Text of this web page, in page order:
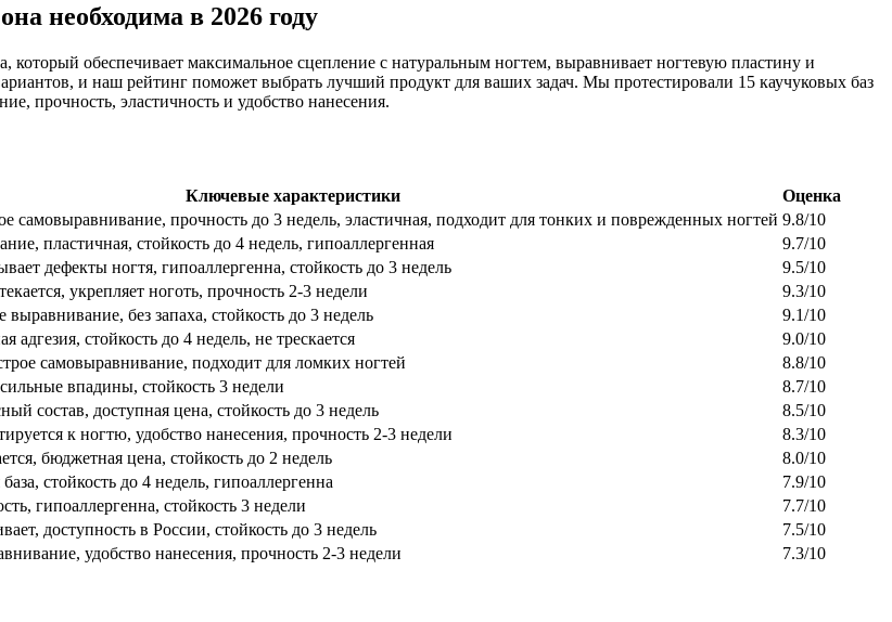
необходима в 2026 году
который обеспечивает максимальное сцепление с натуральным ногтем, выравнивает ногтевую пластину и
и наш рейтинг поможет выбрать лучший продукт для ваших задач. Мы протестировали 15 каучуковых баз
прочность, эластичность и удобство нанесения.
Ключевые характеристики
Оценка
самовыравнивание, прочность до 3 недель, эластичная, подходит для тонких и поврежденных ногтей 9.8/10
пластичная, стойкость до 4 недель, гипоаллергенная
9.7/10
дефекты ногтя, гипоаллергенна, стойкость до 3 недель
9.5/10
укрепляет ноготь, прочность 2-3 недели
9.3/10
выравнивание, без запаха, стойкость до 3 недель
9.1/10
адгезия, стойкость до 4 недель, не трескается
9.0/10
самовыравнивание, подходит для ломких ногтей
8.8/10
впадины, стойкость 3 недели
8.7/10
состав, доступная цена, стойкость до 3 недель
8.5/10
к ногтю, удобство нанесения, прочность 2-3 недели
8.3/10
бюджетная цена, стойкость до 2 недель
8.0/10
стойкость до 4 недель, гипоаллергенна
7.9/10
гипоаллергенна, стойкость 3 недели
7.7/10
доступность в России, стойкость до 3 недель
7.5/10
удобство нанесения, прочность 2-3 недели 7.3/10